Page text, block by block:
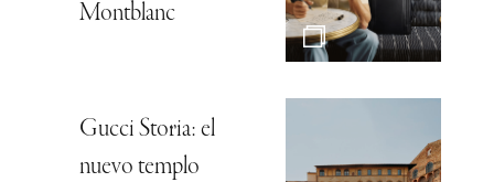
Montblanc
Gucci Storia: el
nuevo templo